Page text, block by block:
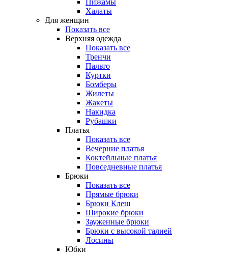
Пижамы
Халаты
Для женщин
Показать все
Верхняя одежда
Показать все
Тренчи
Пальто
Куртки
Бомберы
Жилеты
Жакеты
Накидка
Рубашки
Платья
Показать все
Вечерние платья
Коктейльные платья
Повседневные платья
Брюки
Показать все
Прямые брюки
Брюки Клеш
Широкие брюки
Зауженные брюки
Брюки с высокой талией
Лосины
Юбки